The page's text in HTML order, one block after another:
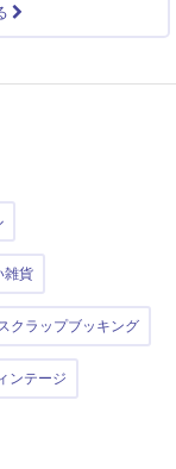
雑貨
スクラップブッキング
ンテージ